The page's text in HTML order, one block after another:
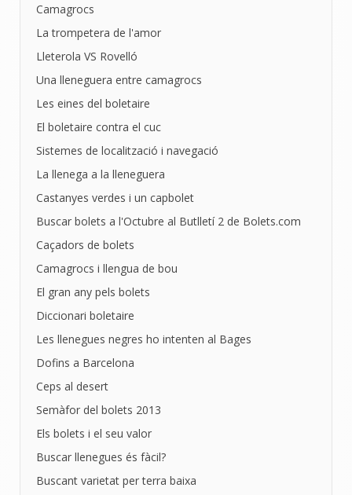
Camagrocs
La trompetera de l'amor
Lleterola VS Rovelló
Una lleneguera entre camagrocs
Les eines del boletaire
El boletaire contra el cuc
Sistemes de localització i navegació
La llenega a la lleneguera
Castanyes verdes i un capbolet
Buscar bolets a l'Octubre al Butlletí 2 de Bolets.com
Caçadors de bolets
Camagrocs i llengua de bou
El gran any pels bolets
Diccionari boletaire
Les llenegues negres ho intenten al Bages
Dofins a Barcelona
Ceps al desert
Semàfor del bolets 2013
Els bolets i el seu valor
Buscar llenegues és fàcil?
Buscant varietat per terra baixa